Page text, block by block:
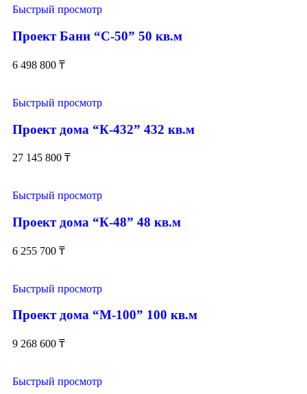
Быстрый просмотр
Проект Бани “С-50” 50 кв.м
6 498 800 ₸
Быстрый просмотр
Проект дома “К-432” 432 кв.м
27 145 800 ₸
Быстрый просмотр
Проект дома “К-48” 48 кв.м
6 255 700 ₸
Быстрый просмотр
Проект дома “М-100” 100 кв.м
9 268 600 ₸
Быстрый просмотр